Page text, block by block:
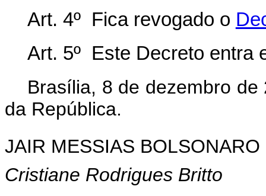
Art. 4º Fica revogado o
Art. 5º Este Decreto entra
Brasília, 8 de dezembro de
da República.
JAIR MESSIAS BOLSONARO
Cristiane Rodrigues Britto